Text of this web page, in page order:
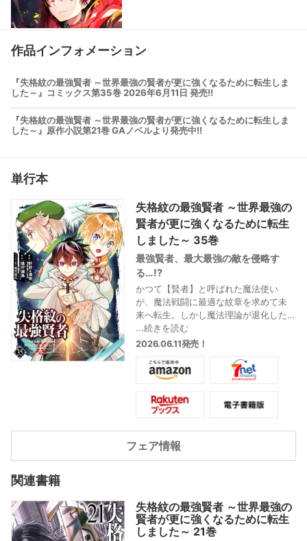
作品インフォメーション
『失格紋の最強賢者 ～世界最強の賢者が更に強くなるために転生しま
した～』コミックス第35巻 2026年6月11日 発売!!
『失格紋の最強賢者 ～世界最強の賢者が更に強くなるために転生しま
した～』原作小説第21巻 GAノベルより発売中!!
単行本
失格紋の最強賢者 ～世界最強の
賢者が更に強くなるために転生
しました～ 35巻
最強賢者、最大最強の敵を侵略す
る…!?
かつて【賢者】と呼ばれた魔法使い
が、魔法戦闘に最適な紋章を求めて未
来へ転生。しかし魔法理論が退化した
未来では、望んだ紋章は「失格紋」と
呼ばれ蔑まれていた。紋章の情報を歪
め、魔法理論を退化させたのは魔族。
その魔族の背後には、マティアス達の
星を狙う、宇宙の魔物『熾星霊』の侵
略の歴史があった…! 『熾星霊』からや
って来たミョル達と合流し、宇宙船を
建造したマティアス達は、ミョル達の
母船に向けて旅出つ…! 最強賢者の母船
乗っ取り計画が発動する…!!
超人気異世界「紋章」ファンタジー!! 原
...続きを読む
2026.06.11発売！
フェア情報
関連書籍
失格紋の最強賢者 ～世界最強の
賢者が更に強くなるために転生
しました～ 21巻